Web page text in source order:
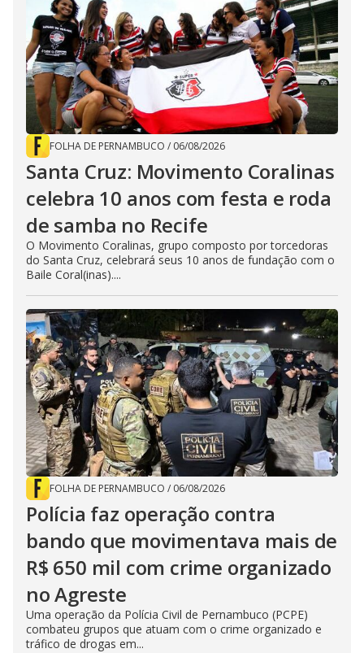
FOLHA DE PERNAMBUCO / 06/08/2026
Santa Cruz: Movimento Coralinas
celebra 10 anos com festa e roda
de samba no Recife
O Movimento Coralinas, grupo composto por torcedoras
do Santa Cruz, celebrará seus 10 anos de fundação com o
Baile Coral(inas)....
FOLHA DE PERNAMBUCO / 06/08/2026
Polícia faz operação contra
bando que movimentava mais de
R$ 650 mil com crime organizado
no Agreste
Uma operação da Polícia Civil de Pernambuco (PCPE)
combateu grupos que atuam com o crime organizado e
tráfico de drogas em...